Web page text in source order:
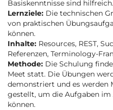
Basiskenntnisse sind hilfreich.
Lernziele: Die technischen
von praktischen
können.
Inhalte: Resources, REST,
Referenzen, Terminology-
Methode: Die Schulung
Meet statt. Die Übungen
demonstriert und es werden
gestellt, um die Aufgaben im
können.